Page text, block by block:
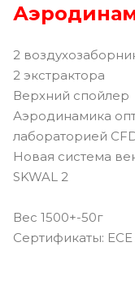
2
2 экстрактора
Верхний спойлер
Аэродинамика
лабораторией
Новая система
SKWAL 2
Вес 1500+-50г
Сертификаты: ECE